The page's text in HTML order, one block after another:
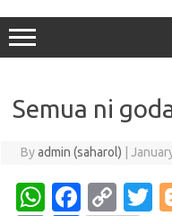
Semua ni
Byadmin (saharol)
W
Fa C
T